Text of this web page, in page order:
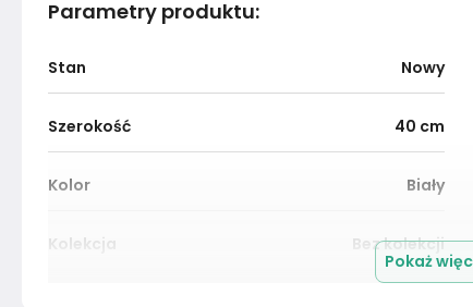
Parametry produktu:
Stan Nowy
Szerokość 40 cm
Kolor Biały
Kolekcja Bez kolekcji
Pokaż